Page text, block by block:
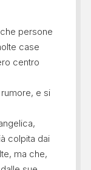
persone
case
centro
e si
colpita dai
ma che,